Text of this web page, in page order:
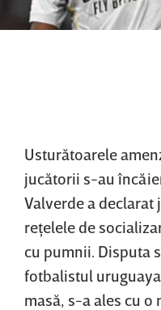
Usturătoarele
jucătorii s-au
Valverde a
reţelele de
cu pumnii. Disputa
fotbalistul
masă, s-a ales cu o